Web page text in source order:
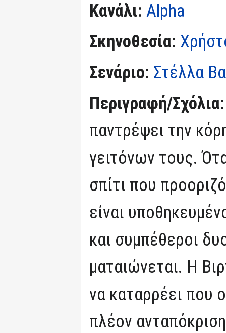
Κανάλι: Alpha
Σκηνοθεσία:
Σενάριο: Στέλλα
Περιγραφή/
παντρέψει την
γειτόνων τους.
σπίτι που
είναι
και συμπέθεροι
ματαιώνεται. Η
να καταρρέει που
πλέον